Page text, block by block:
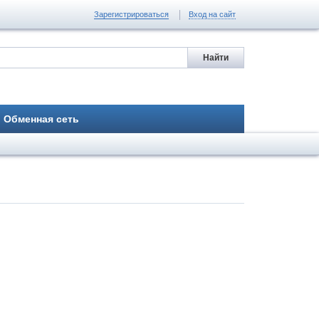
Зарегистрироваться Вход на сайт
Обменная сеть